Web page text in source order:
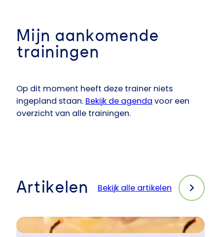
Mijn aankomende
trainingen
Op dit moment heeft deze trainer niets
ingepland staan. Bekijk de agenda voor een
overzicht van alle trainingen.
Artikelen Bekijk alle artikelen